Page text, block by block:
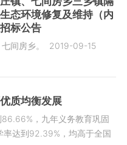
态环境修复及维持（内
标公告
间房乡。
2019-09-15
质均衡发展
，九年义务教育巩固
率达到92.39%，均高于全国